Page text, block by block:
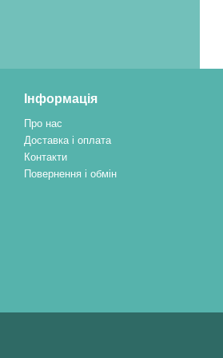
Інформація
Про нас
Доставка і оплата
Контакти
Повернення і обмін